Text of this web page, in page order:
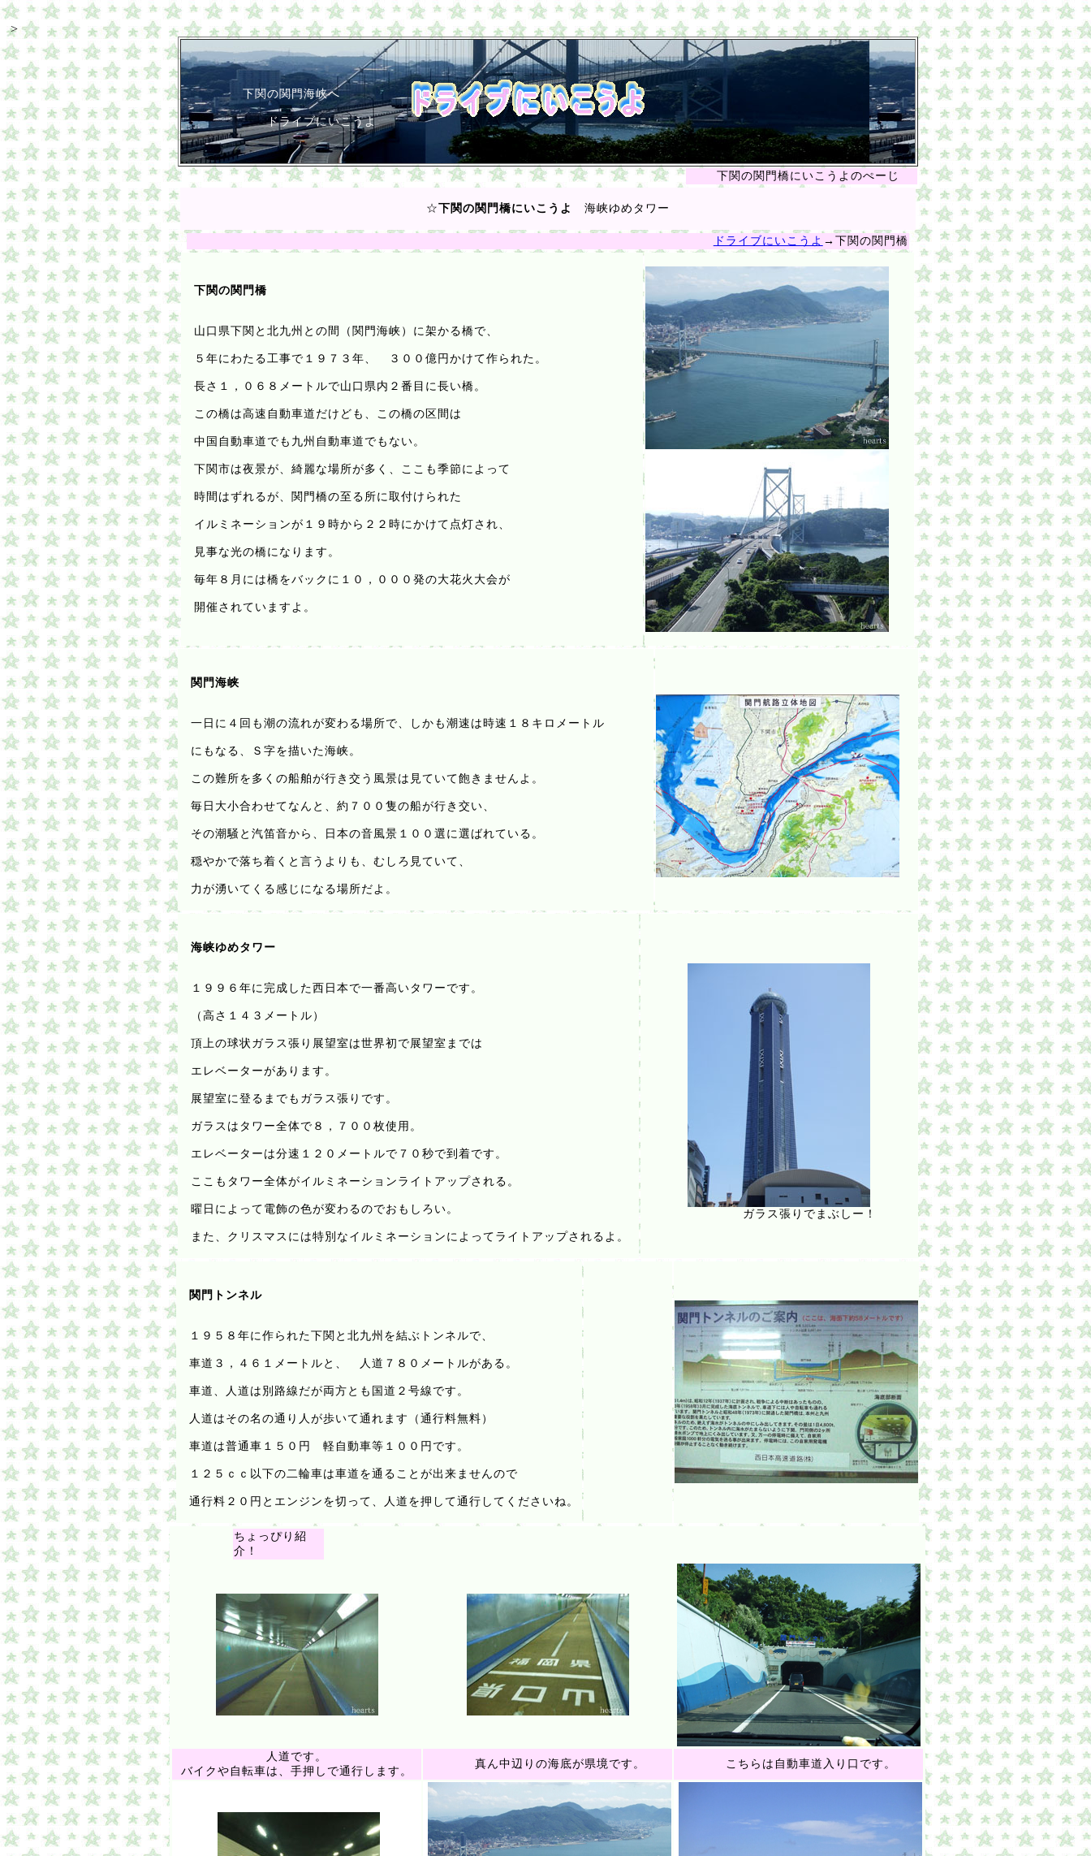
>
下関の関門海峡へ
ドライブにいこうよ
下関の関門橋にいこうよのぺーじ
☆下関の関門橋にいこうよ 海峡ゆめタワー
ドライブにいこうよ →下関の関門橋
下関の 関門橋
山口県下関 と北九州との間（関門海峡）に架かる橋で、
５年にわたる工事で１９７３年、 ３００億円かけて作られた。
長さ１，０６８メートルで山口県内２番目に長い橋。
この橋は高速自動車道だけども、この橋の区間は
中国自動車道でも九州自動車道でもない。
下関市は夜景が、綺麗な場所が多く、ここも季節によって
時間はずれるが、関門橋の至る所に取付けられた
イルミネーションが１９時から２２時にかけて点灯され、
見事な光の橋になります。
毎年８月には橋をバックに１０，０００発の大花火大会が
開催されていますよ。
関門海峡
一日に４回も潮の流れが変わる場所で、しかも潮速は時速１８キロメートル
にもなる、Ｓ字を描いた海峡。
この難所を多くの船舶が行き交う風景は見ていて飽きませんよ。
毎日大小合わせてなんと、約７００隻の船が行き交い、
その潮騒と汽笛音から、日本の音風景１００選に選ばれている。
穏やかで落ち着くと言うよりも、むしろ見ていて、
力が湧いてくる感じになる場所だよ。
海峡ゆめタワー
１９９６年に完成した西日本で一番高いタワーです。
（高さ１４３メートル）
頂上の球状ガラス張り展望室は世界初で展望室までは
エレベーターがあります。
展望室に登るまでもガラス張りです。
ガラスはタワー全体で８，７００枚使用。
エレベーターは分速１２０メートルで７０秒で到着です。
ここもタワー全体がイルミネーションライトアップされる。
曜日によって電飾の色が変わるのでおもしろい。
また、クリスマスには特別なイルミネーションによってライトアップされるよ。
ガラス張りでまぶしー！
関門トンネル
１９５８年に作られた下関と北九州を結ぶトンネルで、
車道３，４６１メートルと、 人道７８０メートルがある。
車道、人道は別路線だが両方とも国道２号線です。
人道はその名の通り人が歩いて通れます（通行料無料）
車道は普通車１５０円 軽自動車等１００円です。
１２５ｃｃ以下の二輪車は車道を通ることが出来ませんので
通行料２０円とエンジンを切って、人道を押して通行してくださいね。
ちょっぴり紹
介！
人道です。
バイクや自転車は、手押しで通行します。
真ん中辺りの海底が県境です。 こちらは自動車道入り口です。